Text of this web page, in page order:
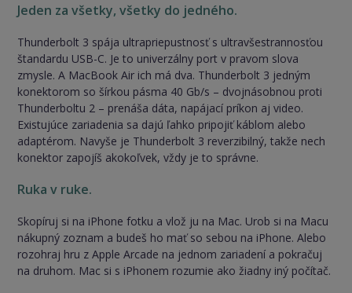
Jeden za všetky, všetky do jedného.
Thunderbolt 3 spája ultrapriepustnosť s ultravšestrannosťou
štandardu USB-C. Je to univerzálny port v pravom slova
zmysle. A MacBook Air ich má dva. Thunderbolt 3 jedným
konektorom so šírkou pásma 40 Gb/s – dvojnásobnou proti
Thunderboltu 2 – prenáša dáta, napájací príkon aj video.
Existujúce zariadenia sa dajú ľahko pripojiť káblom alebo
adaptérom. Navyše je Thunderbolt 3 reverzibilný, takže nech
konektor zapojíš akokoľvek, vždy je to správne.
Ruka v ruke.
Skopíruj si na iPhone fotku a vlož ju na Mac. Urob si na Macu
nákupný zoznam a budeš ho mať so sebou na iPhone. Alebo
rozohraj hru z Apple Arcade na jednom zariadení a pokračuj
na druhom. Mac si s iPhonem rozumie ako žiadny iný počítač.